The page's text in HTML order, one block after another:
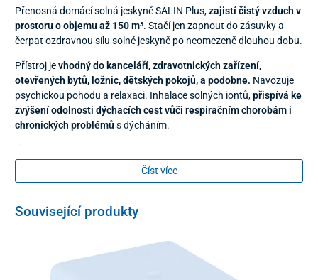
Přenosná domácí solná jeskyně SALIN Plus,zajistí čistý vzduch v
prostoru o objemu až 150 m³. Stačí jen zapnout do zásuvky a
čerpat ozdravnou sílu solné jeskyně po neomezeně dlouhou dobu.
Přístroj jevhodný do kanceláří, zdravotnických zařízení,
otevřených bytů, ložnic, dětských pokojů, a podobne. Navozuje
psychickou pohodu a relaxaci. Inhalace solných iontů,přispívá ke
zvýšení odolnosti dýchacích cest vůči respiračním chorobám i
chronických problémů s dýcháním.
Zajistí klidný a plnohodnotný spánek
Napomáhá k celkové regeneraci těla
Vhodný k léčbě
Číst více
Související produkty